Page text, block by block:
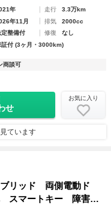
年 走行
3.3万km
年11月 排気
2000cc
定整備付 修復
なし
証付 (3ヶ月・3000km)
商談可
せ
お気に入り
ています
リッド 両側電動ド
マートキー 障害物